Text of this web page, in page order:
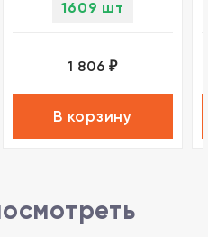
1609 шт
1 806₽
В корзину